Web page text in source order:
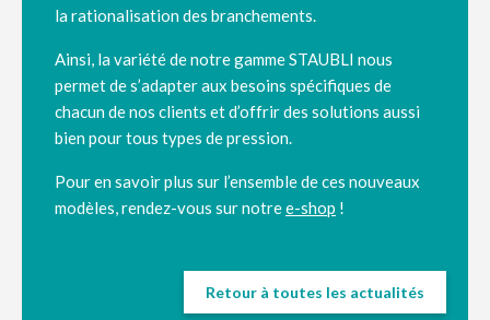
la rationalisation des branchements.
Ainsi, la variété de notre gamme STAUBLI nous
permet de s’adapter aux besoins spécifiques de
chacun de nos clients et d’offrir des solutions aussi
bien pour tous types de pression.
Pour en savoir plus sur l’ensemble de ces nouveaux
modèles, rendez-vous sur notree-shop !
Retour à toutes les actualités